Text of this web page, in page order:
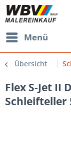
Menü
Übersicht
Flex S-Jet II
Schleifteller